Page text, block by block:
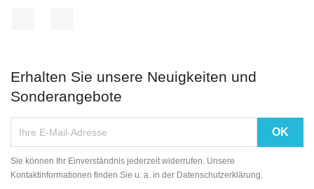
Erhalten Sie unsere Neuigkeiten und
Sonderangebote
Sie können Ihr Einverständnis jederzeit widerrufen. Unsere
Kontaktinformationen finden Sie u. a. in der Datenschutzerklärung.